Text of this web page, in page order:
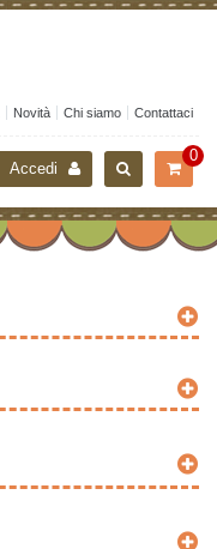
Novità Chi siamo Contattaci
0
Accedi